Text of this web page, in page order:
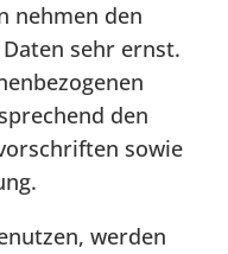
nehmen den
sehr ernst.
den
sowie
werden